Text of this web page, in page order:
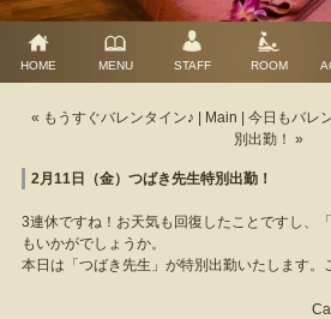
HOME MENU STAFF ROOM
« もうすぐバレンタイン♪ Main
今日もバレ
別出勤！ »
2月11日（金）つばき先生特別出勤！
3連休ですね！お天気も回復したことですし、
もいかがでしょうか。
本日は「つばき先生」が特別出勤いたします。